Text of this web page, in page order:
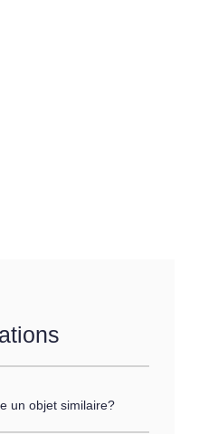
un objet similaire?